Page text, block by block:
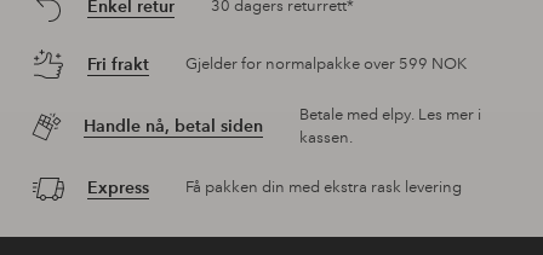
Enkel retur 30 dagers returrett*
Fri frakt Gjelder for normalpakke over 599 NOK
Handle nå, betal siden
Betale med elpy. Les mer i
kassen.
Express Få pakken din med ekstra rask levering